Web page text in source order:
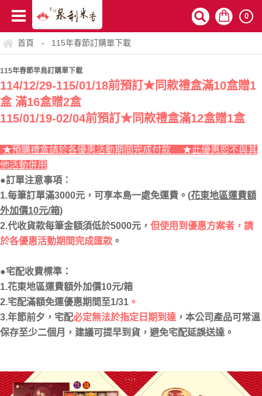
0
首頁 - 115年春節訂購單下載
115年春節早鳥訂購單下載
114/12/29-115/01/18前預訂★同款禮盒滿10盒贈1
盒 滿16盒贈2盒
115/01/19-02/04前預訂★同款禮盒滿12盒贈1盒
★預購禮盒請於各優惠活動期間完成付款 ★此優惠恕不與其
他活動併用
●訂單注意事項：
1.每筆訂單滿3000元，可享本島一處免運費。(花東地區運費額
外加價10元/箱)
2.代收貨款每筆金額須低於5000元， 但使用到優惠方案者，請
於各優惠活動期間完成匯款 。
●宅配收費標準：
1.花東地區運費額外加價10元/箱
2.宅配滿額免運優惠期間至1/31 。
3.年節前夕，宅配必定無法於指定日期到達 ，本公司產品可常溫
保存至少二個月，建議可提早到貨，避免宅配延誤送達。